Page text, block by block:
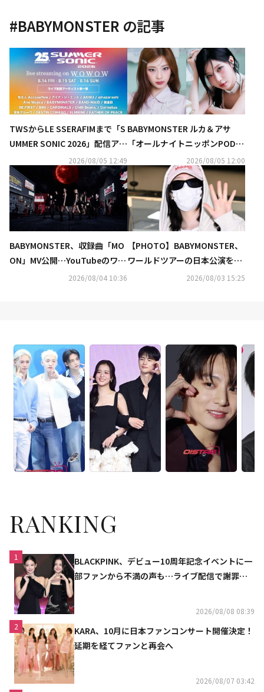
#BABYMONSTER の記事
TWSからLE SSERAFIMまで「S
UMMER SONIC 2026」配信アー
ティスト第1弾公開2026/08/05 12:49
BABYMONSTER ルカ＆アサ
「オールナイトニッポンPODC
AST」9月のパーソナリティー
に！コメントも到着
2026/08/05 12:00
BABYMONSTER、収録曲「MO
ON」MV公開…YouTubeのワー
ルドワイドトレンドで1位に！
2026/08/04 10:36
【PHOTO】BABYMONSTER、
ワールドツアーの日本公演を終
えて韓国に到着（動画あり）
2026/08/03 15:25
RANKING
1
BLACKPINK、デビュー10周年記念イベントに一
部ファンから不満の声も…ライブ配信で謝罪
2026/08/08 08:39
2
KARA、10月に日本ファンコンサート開催決定！
延期を経てファンと再会へ
2026/08/07 03:42